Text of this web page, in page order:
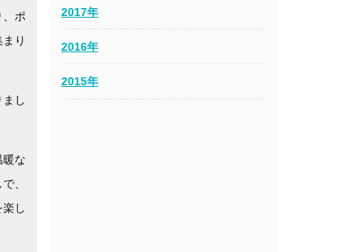
ポ
り
し
暖な
、
し
2017年
2016年
2015年